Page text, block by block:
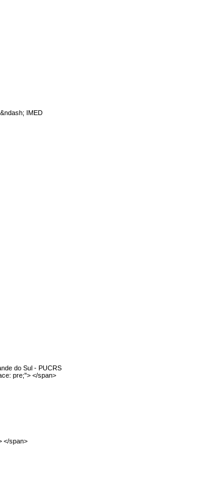
IMED
do Sul - PUCRS
pre;"> </span>
</span>